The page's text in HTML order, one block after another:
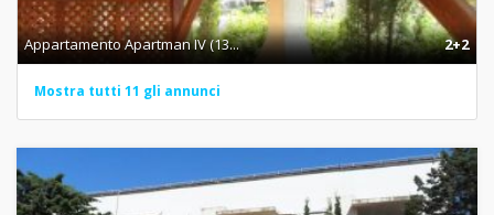
Appartamento Apartman IV (13... 2+2
Mostra tutti 11 gli annunci